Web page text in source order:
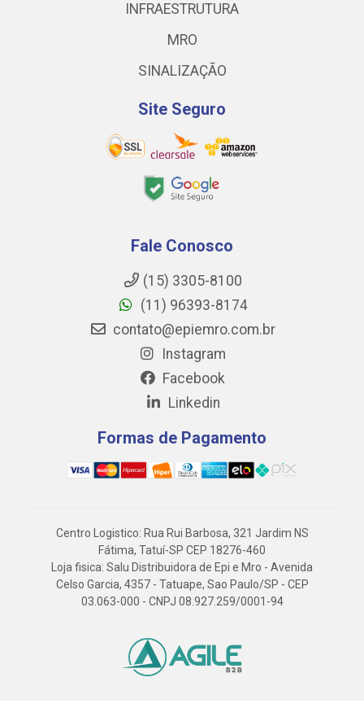
INFRAESTRUTURA
MRO
SINALIZAÇÃO
Site Seguro
Fale Conosco
(15) 3305-8100
(11) 96393-8174
contato@epiemro.com.br
Instagram
Facebook
Linkedin
Formas de Pagamento
Centro Logistico: Rua Rui Barbosa, 321 Jardim NS
Fátima, Tatuí-SP CEP 18276-460
Loja fisica: Salu Distribuidora de Epi e Mro - Avenida
Celso Garcia, 4357 - Tatuape, Sao Paulo/SP - CEP
03.063-000 - CNPJ 08.927.259/0001-94